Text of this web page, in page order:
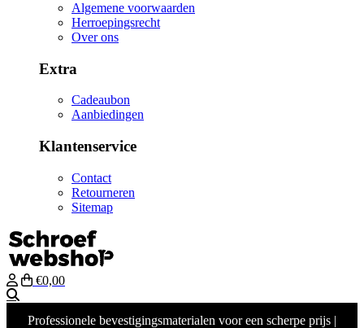
Algemene voorwaarden
Herroepingsrecht
Over ons
Extra
Cadeaubon
Aanbiedingen
Klantenservice
Contact
Retourneren
Sitemap
€0,00
Professionele bevestigingsmaterialen voor een scherpe prijs |